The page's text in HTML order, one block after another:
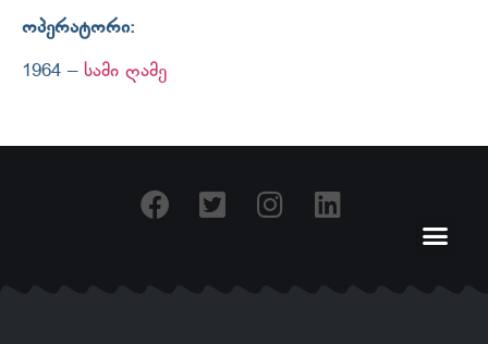
ოპერატორი:
1964 – სამი ღამე